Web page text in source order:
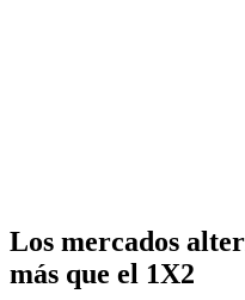
Los mercados
más que el 1X2